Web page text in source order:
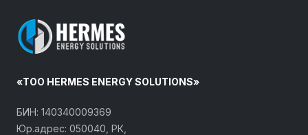
«ТОО HERMES ENERGY SOLUTIONS»
БИН: 140340009369
Юр.адрес: 050040, РК,